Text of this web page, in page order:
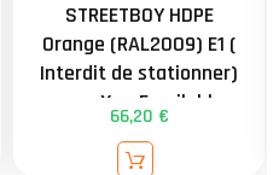
STREETBOY HDPE
Orange (RAL2009) E1 (
Interdit de stationner)
avec Xa - Empilable
facilitant le stockage
66,20 €